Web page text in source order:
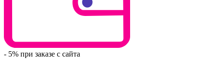
- 5% при заказе с сайта